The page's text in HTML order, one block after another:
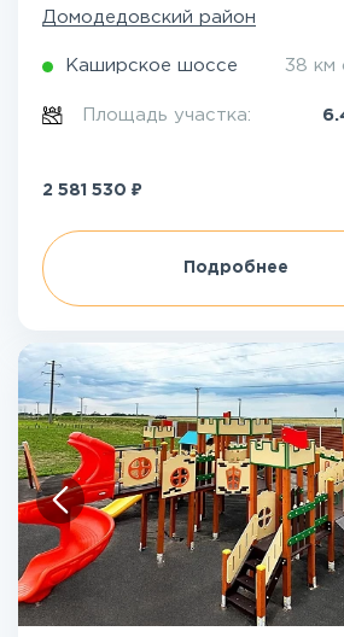
Домодедовский район
Каширское шоссе 38 км
Площадь участка:
2 581 530 ₽
Подробнее